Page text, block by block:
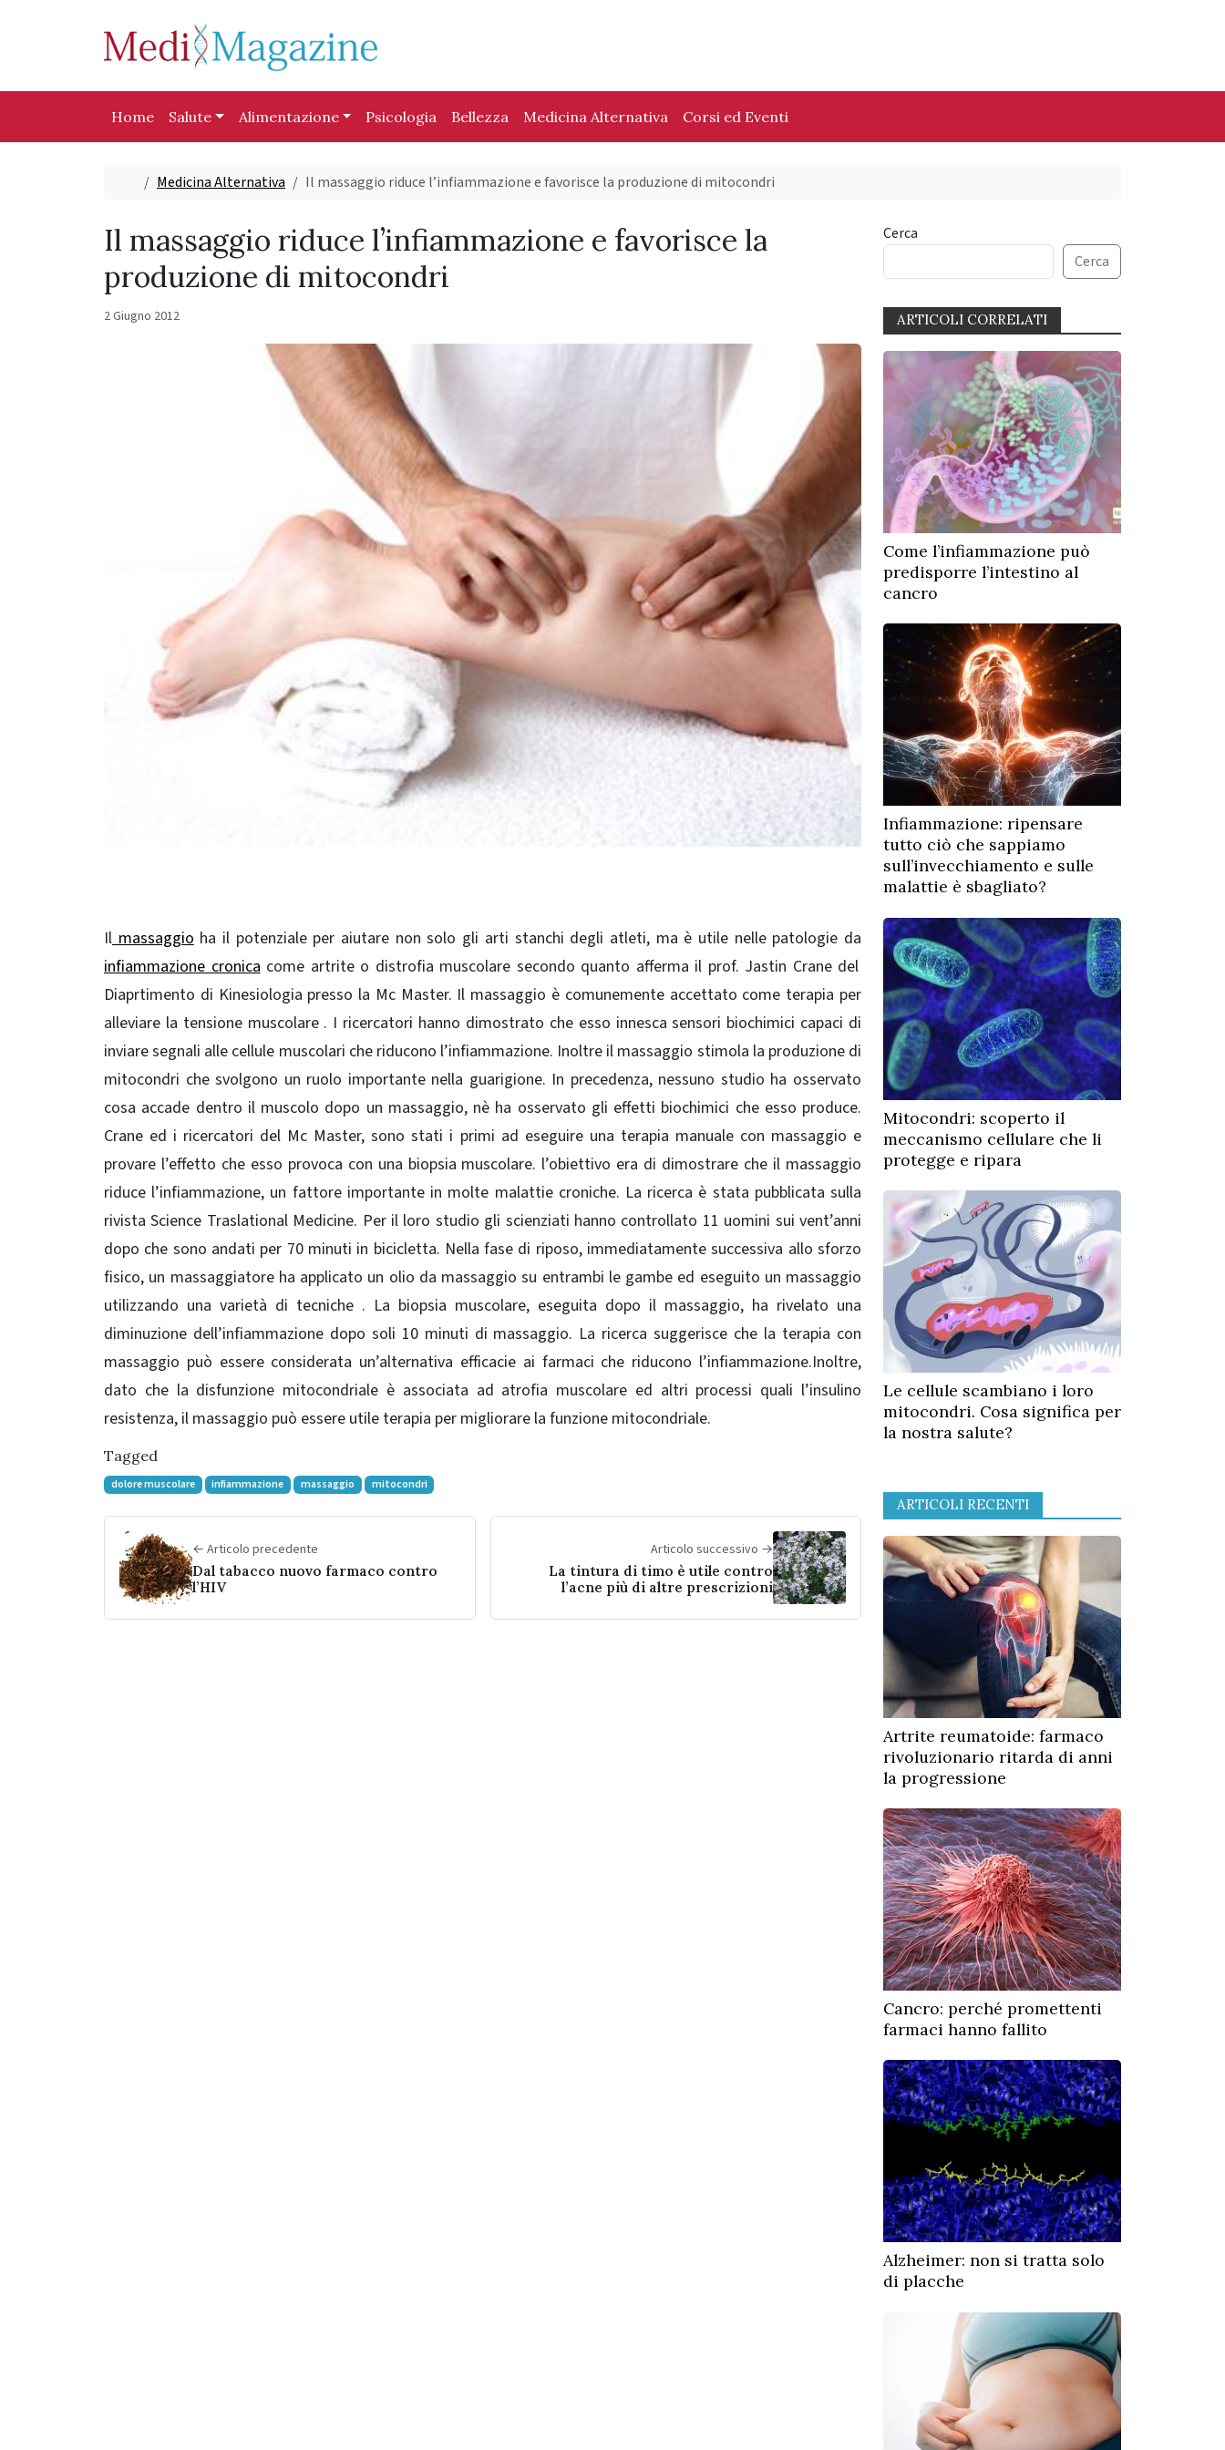
Home Salute Alimentazione Psicologia Bellezza Medicina Alternativa Corsi ed Eventi
HomeMedicina Alternativa Il massaggio riduce l’infiammazione e favorisce la produzione di mitocondri
Il massaggio riduce l’infiammazione e favorisce la
produzione di mitocondri
2 Giugno 2012
Ilmassaggioha il potenziale per aiutare non solo gli arti stanchi degli atleti, ma è utile nelle patologie da
infiammazione cronicacome artrite o distrofia muscolare secondo quanto afferma il prof. Jastin Crane del
Diaprtimento di Kinesiologia presso la Mc Master. Il massaggio è comunemente accettato come terapia per
alleviare la tensione muscolare . I ricercatori hanno dimostrato che esso innesca sensori biochimici capaci di
inviare segnali alle cellule muscolari che riducono l’infiammazione. Inoltre il massaggio stimola la produzione di
mitocondri che svolgono un ruolo importante nella guarigione. In precedenza, nessuno studio ha osservato
cosa accade dentro il muscolo dopo un massaggio, nè ha osservato gli effetti biochimici che esso produce.
Crane ed i ricercatori del Mc Master, sono stati i primi ad eseguire una terapia manuale con massaggio e
provare l’effetto che esso provoca con una biopsia muscolare. l’obiettivo era di dimostrare che il massaggio
riduce l’infiammazione, un fattore importante in molte malattie croniche. La ricerca è stata pubblicata sulla
rivista Science Traslational Medicine. Per il loro studio gli scienziati hanno controllato 11 uomini sui vent’anni
dopo che sono andati per 70 minuti in bicicletta. Nella fase di riposo, immediatamente successiva allo sforzo
fisico, un massaggiatore ha applicato un olio da massaggio su entrambi le gambe ed eseguito un massaggio
utilizzando una varietà di tecniche . La biopsia muscolare, eseguita dopo il massaggio, ha rivelato una
diminuzione dell’infiammazione dopo soli 10 minuti di massaggio. La ricerca suggerisce che la terapia con
massaggio può essere considerata un’alternativa efficacie ai farmaci che riducono l’infiammazione.Inoltre,
dato che la disfunzione mitocondriale è associata ad atrofia muscolare ed altri processi quali l’insulino
resistenza, il massaggio può essere utile terapia per migliorare la funzione mitocondriale.
Tagged
dolore muscolare infiammazione massaggio mitocondri
← Articolo precedente
Dal tabacco nuovo farmaco contro
l’HIV
Articolo successivo →
La tintura di timo è utile contro
l’acne più di altre prescrizioni
Cerca
Cerca
ARTICOLI CORRELATI
Come l’infiammazione può
predisporre l’intestino al
cancro
Infiammazione: ripensare
tutto ciò che sappiamo
sull’invecchiamento e sulle
malattie è sbagliato?
Mitocondri: scoperto il
meccanismo cellulare che li
protegge e ripara
Le cellule scambiano i loro
mitocondri. Cosa significa per
la nostra salute?
ARTICOLI RECENTI
Artrite reumatoide: farmaco
rivoluzionario ritarda di anni
la progressione
Cancro: perché promettenti
farmaci hanno fallito
Alzheimer: non si tratta solo
di placche